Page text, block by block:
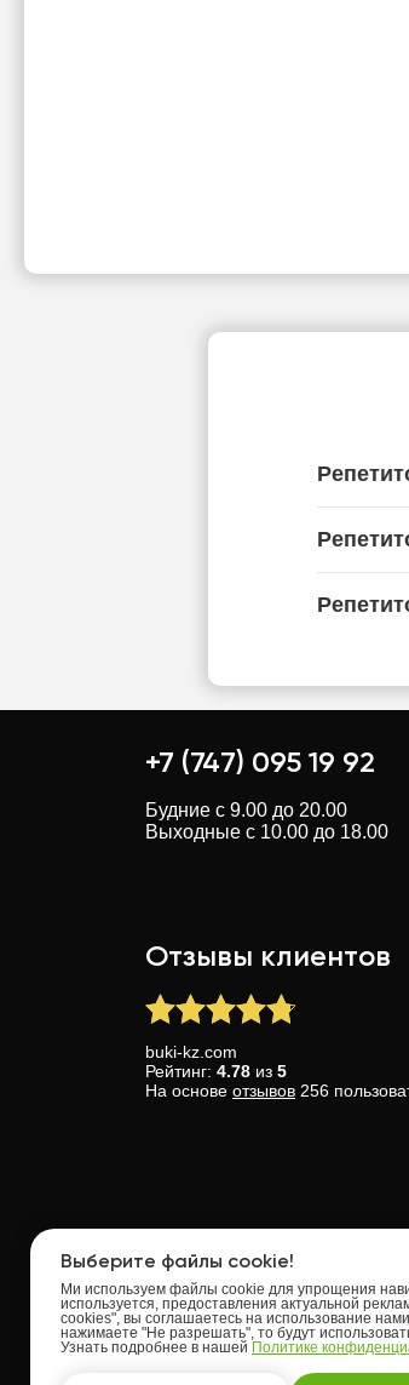
+7 (747) 095 19 92
Будние с 9.00 до 20.00
Выходные с 10.00 до 18.00
Отзывы клиентов
buki-kz.com
Рейтинг: 4.78 из 5
На основе отзывов 256
Выберите файлы cookie!
Ми используем файлы cookie для упрощения
используется, предоставления актуальной
cookies", вы соглашаетесь на использование
нажимаете "Не разрешать", то будут
Узнать подробнее в нашей Политике